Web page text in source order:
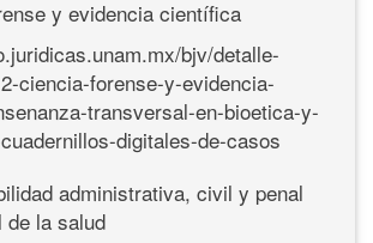
y evidencia científica
bjv/detalle-
ciencia-forense-y-evidencia-
transversal-en-bioetica-y-
digitales-de-casos
administrativa, civil y penal
de la salud